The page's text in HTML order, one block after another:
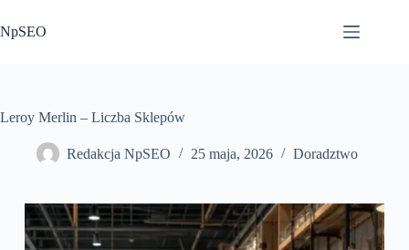
do
treści
NpSEO
Leroy Merlin – Liczba Sklepów
Redakcja NpSEO 25 maja, 2026 Doradztwo